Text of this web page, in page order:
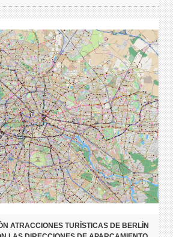
ATRACCIONES TURÍSTICAS DE BERLÍN